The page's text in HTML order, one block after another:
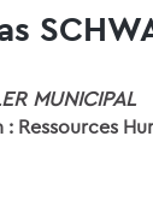
MUNICIPAL
Ressources